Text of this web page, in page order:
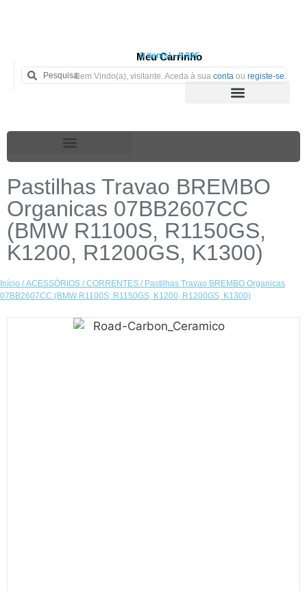
Meu Carrinho
0 iten(s) - 0.00€
Bem Vindo(a), visitante. Aceda à sua conta ou registe-se.
Pastilhas Travao BREMBO
Organicas 07BB2607CC
(BMW R1100S, R1150GS,
K1200, R1200GS, K1300)
Início /ACESSÓRIOS /CORRENTES / Pastilhas Travao BREMBO Organicas
07BB2607CC (BMW R1100S, R1150GS, K1200, R1200GS, K1300)